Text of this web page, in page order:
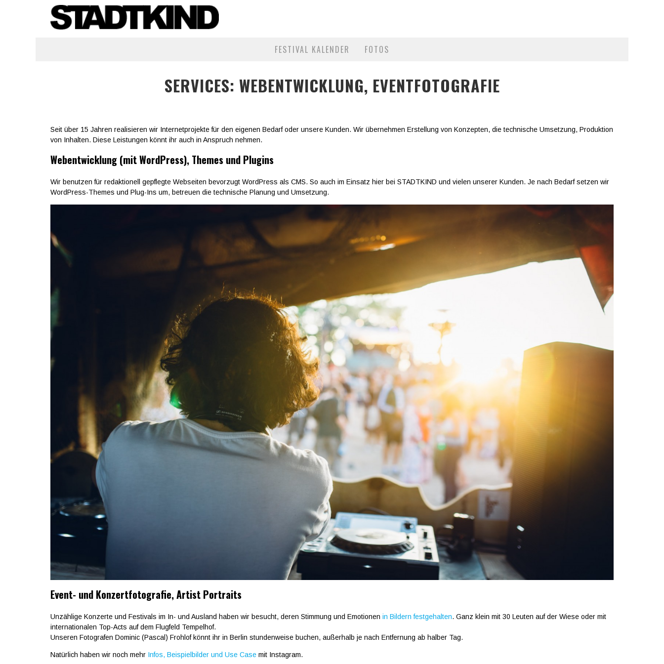
FESTIVAL KALENDER FOTOS
SERVICES: WEBENTWICKLUNG, EVENTFOTOGRAFIE
Seit über 15 Jahren realisieren wir Internetprojekte für den eigenen Bedarf oder unsere Kunden. Wir übernehmen Erstellung von Konzepten, die technische Umsetzung, Produktion
von Inhalten. Diese Leistungen könnt ihr auch in Anspruch nehmen.
Webentwicklung (mit WordPress), Themes und Plugins
Wir benutzen für redaktionell gepflegte Webseiten bevorzugt WordPress als CMS. So auch im Einsatz hier bei STADTKIND und vielen unserer Kunden. Je nach Bedarf setzen wir
WordPress-Themes und Plug-Ins um, betreuen die technische Planung und Umsetzung.
Event- und Konzertfotografie, Artist Portraits
Unzählige Konzerte und Festivals im In- und Ausland haben wir besucht, deren Stimmung und Emotionen in Bildern festgehalten. Ganz klein mit 30 Leuten auf der Wiese oder mit
internationalen Top-Acts auf dem Flugfeld Tempelhof.
Unseren Fotografen Dominic (Pascal) Frohlof könnt ihr in Berlin stundenweise buchen, außerhalb je nach Entfernung ab halber Tag.
Natürlich haben wir noch mehr Infos, Beispielbilder und Use Case mit Instagram.